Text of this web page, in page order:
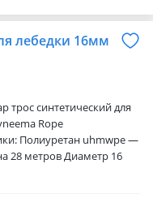
износостойкость
высокого качества Не
лебедки 16мм
трос синтетический для
Rope
Полиуретан uhmwpe —
28 метров Диаметр 16
53351 lbs/24200 кг